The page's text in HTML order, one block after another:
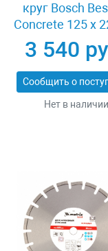
круг Bosch
Concrete 125 x
2,2 x 12 mm
3 540
Нет в наличии